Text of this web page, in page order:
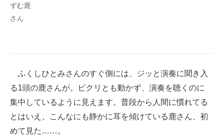
電子設計の基本と応用
エネルギーの専門メディア
建設×テクノロジーの最前線
ちょっと気になるネットの話題
ずむ鹿
さん
ふくしひとみさんのすぐ側には、ジッと演奏に聞き入
る1頭の鹿さんが。ピクリとも動かず、演奏を聴くのに
集中しているように見えます。普段から人間に慣れてる
とはいえ、こんなにも静かに耳を傾けている鹿さん、初
めて見た……。